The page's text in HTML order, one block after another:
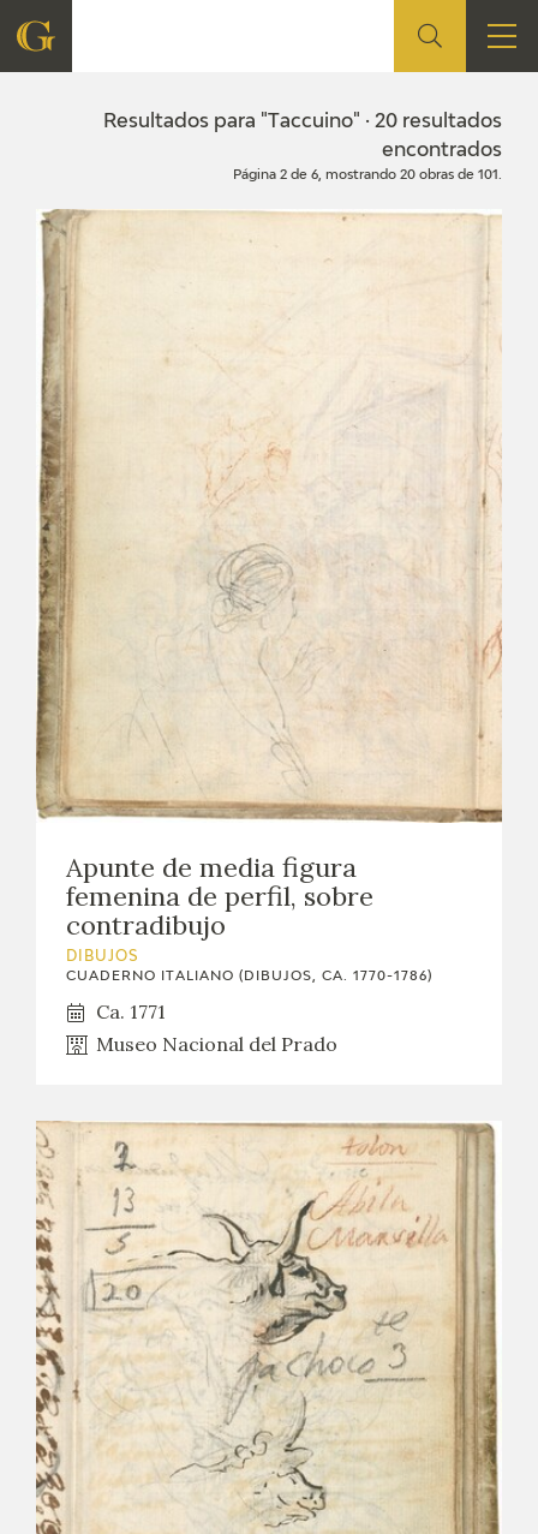
FUNDACIÓN
CENTRO DE INVESTIGACIÓN Y DOCUMENTACIÓN
ACCIÓN CORPORATIVA
SEDE
CONTACTO
PROGRAMACIÓN
EXPOSICIONES
ACTIVIDADES
ACTUALIDAD
SALA DE PRENSA
BLOG CUADERNO ITALIANO
FRANCISCO DE GOYA
BIOGRAFÍA
EL VIAJE DE GOYA
GOYA EN EL MUNDO
GOYA EN ARAGÓN
PREMIO ARAGÓN GOYA
EDICIONES
PUBLICACIONES
TIENDA
Resultados para "Taccuino" · 20 resultados
encontrados
Página 2 de 6, mostrando 20 obras de 101.
Apunte de media figura
femenina de perfil, sobre
contradibujo
DIBUJOS
CUADERNO ITALIANO (DIBUJOS, CA. 1770-1786)
Ca. 1771
Museo Nacional del Prado